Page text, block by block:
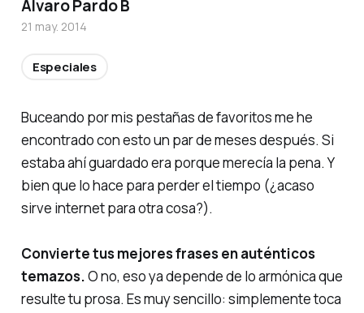
Buceando por mis pestañas de favoritos me he
encontrado con esto un par de meses después. Si
estaba ahí guardado era porque merecía la pena. Y
bien que lo hace para perder el tiempo (¿acaso
sirve internet para otra cosa?).
Convierte tus mejores frases en auténticos
temazos.O no, eso ya depende de lo armónica que
resulte tu prosa. Es muy sencillo: simplemente toca
Álvaro Pardo B
21 may. 2014
Especiales